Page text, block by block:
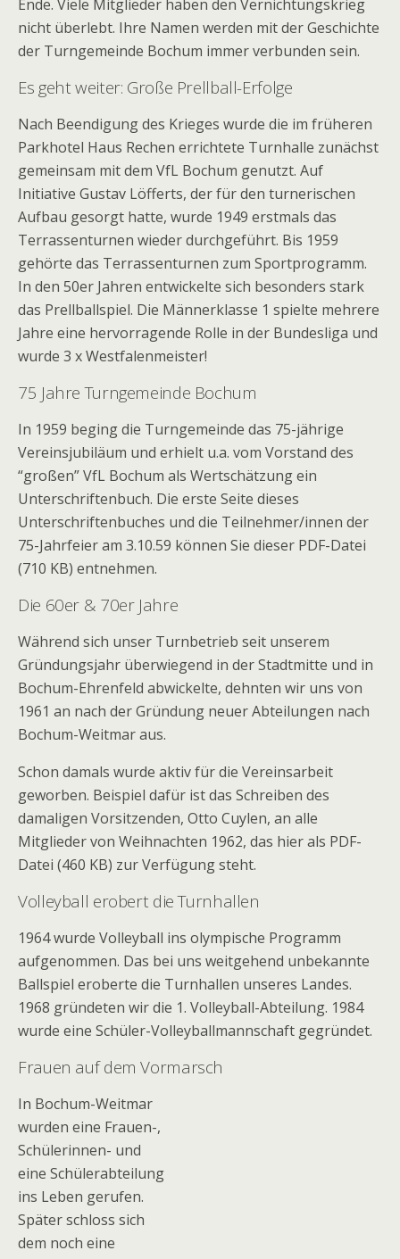
Ende. Viele Mitglieder haben den Vernichtungskrieg
nicht überlebt. Ihre Namen werden mit der Geschichte
der Turngemeinde Bochum immer verbunden sein.
Es geht weiter: Große Prellball-Erfolge
Nach Beendigung des Krieges wurde die im früheren
Parkhotel Haus Rechen errichtete Turnhalle zunächst
gemeinsam mit dem VfL Bochum genutzt. Auf
Initiative Gustav Löfferts, der für den turnerischen
Aufbau gesorgt hatte, wurde 1949 erstmals das
Terrassenturnen wieder durchgeführt. Bis 1959
gehörte das Terrassenturnen zum Sportprogramm.
In den 50er Jahren entwickelte sich besonders stark
das Prellballspiel. Die Männerklasse 1 spielte mehrere
Jahre eine hervorragende Rolle in der Bundesliga und
wurde 3 x Westfalenmeister!
75 Jahre Turngemeinde Bochum
In 1959 beging die Turngemeinde das 75-jährige
Vereinsjubiläum und erhielt u.a. vom Vorstand des
“großen” VfL Bochum als Wertschätzung ein
Unterschriftenbuch. Die erste Seite dieses
Unterschriftenbuches und die Teilnehmer/innen der
75-Jahrfeier am 3.10.59 können Sie dieser PDF-Datei
(710 KB) entnehmen.
Die 60er & 70er Jahre
Während sich unser Turnbetrieb seit unserem
Gründungsjahr überwiegend in der Stadtmitte und in
Bochum-Ehrenfeld abwickelte, dehnten wir uns von
1961 an nach der Gründung neuer Abteilungen nach
Bochum-Weitmar aus.
Schon damals wurde aktiv für die Vereinsarbeit
geworben. Beispiel dafür ist das Schreiben des
damaligen Vorsitzenden, Otto Cuylen, an alle
Mitglieder von Weihnachten 1962, das hier als PDF-
Datei (460 KB) zur Verfügung steht.
Volleyball erobert die Turnhallen
1964 wurde Volleyball ins olympische Programm
aufgenommen. Das bei uns weitgehend unbekannte
Ballspiel eroberte die Turnhallen unseres Landes.
1968 gründeten wir die 1. Volleyball-Abteilung. 1984
wurde eine Schüler-Volleyballmannschaft gegründet.
Frauen auf dem Vormarsch
In Bochum-Weitmar
wurden eine Frauen-,
Schülerinnen- und
eine Schülerabteilung
ins Leben gerufen.
Später schloss sich
dem noch eine